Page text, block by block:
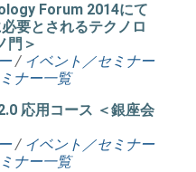
Forum 2014にて
要とされるテクノロ
門＞
/ イベント／セミナー
ナー一覧
応用コース ＜銀座会
/ イベント／セミナー
ナー一覧